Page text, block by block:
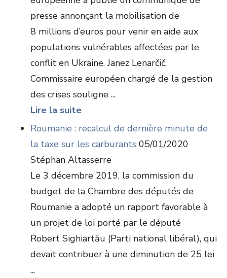
presse annonçant la mobilisation de
8 millions d’euros pour venir en aide aux
populations vulnérables affectées par le
conflit en Ukraine. Janez Lenarčič,
Commissaire européen chargé de la gestion
des crises souligne ...
Lire la suite
Roumanie : recalcul de dernière minute de
la taxe sur les carburants 05/01/2020
Stéphan Altasserre
Le 3 décembre 2019, la commission du
budget de la Chambre des députés de
Roumanie a adopté un rapport favorable à
un projet de loi porté par le député
Robert Sighiartău (Parti national libéral), qui
devait contribuer à une diminution de 25 lei
...